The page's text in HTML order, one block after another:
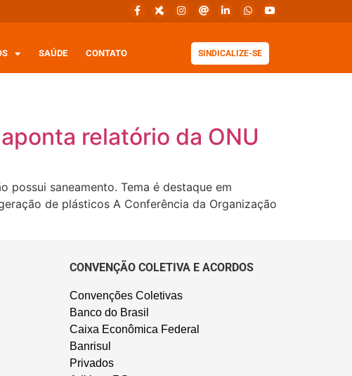
SAÚDE CONTATO SINDICALIZE-SE
relatório da ONU
possui saneamento. Tema é destaque em
de plásticos A Conferência da Organização
CONVENÇÃO COLETIVA E ACORDOS
Convenções Coletivas
Banco do Brasil
Caixa Econômica Federal
Banrisul
Privados